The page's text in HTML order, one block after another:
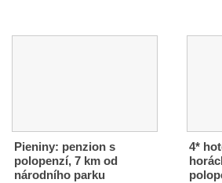
Pieniny: penzion s
polopenzí, 7 km od
národního parku
4*